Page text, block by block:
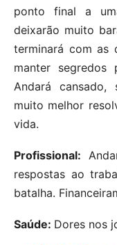
ponto final a
deixarão muito
terminará com as
manter segredos
Andará cansado,
muito melhor
vida.
Profissional:
respostas ao
batalha.
Saúde: Dores nos